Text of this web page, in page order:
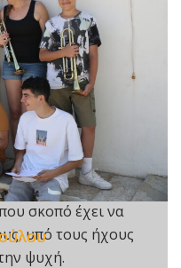
με την
MuSifanto,
θέλοντας να
που ενώνει την
ομορφιά και τη ζώσα
διακεκριμένοι
θα γίνουν οι
σκοπό έχει να
υπό τους ήχους
ψυχή.